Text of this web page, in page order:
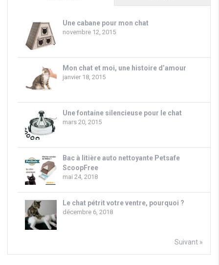
Une cabane pour mon chat
novembre 12, 2015
Mon chat et moi, une histoire d’amour
janvier 18, 2015
Une fontaine silencieuse pour le chat
mars 20, 2015
Bac à litière auto nettoyante Petsafe
ScoopFree
mai 24, 2018
Le chat pétrit votre ventre, pourquoi ?
décembre 6, 2018
Suivant »